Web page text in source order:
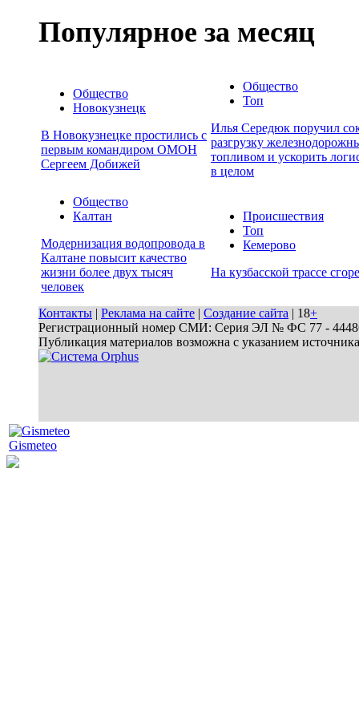
Популярное за месяц
Общество
Новокузнецк
В Новокузнецке простились с
первым командиром ОМОН
Сергеем Добижей
Общество
Топ
Илья Середюк поручил
разгрузку
топливом и ускорить
в целом
Общество
Калтан
Модернизация водопровода в
Калтане повысит качество
жизни более двух тысяч
человек
Происшествия
Топ
Кемерово
На кузбасской трассе
Контакты | Реклама на сайте | Создание сайта | 18+
Регистрационный номер СМИ: Серия ЭЛ № ФС 77 - 44486
Публикация материалов возможна с указанием
Gismeteo